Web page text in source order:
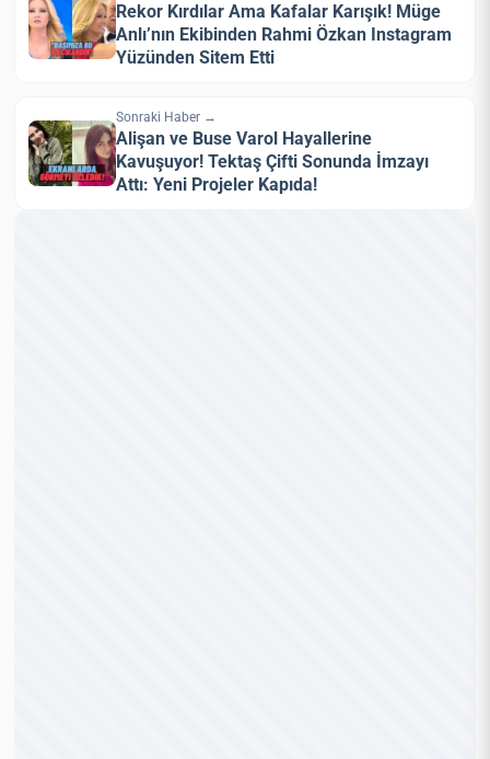
Rekor Kırdılar Ama Kafalar Karışık! Müge
Anlı’nın Ekibinden Rahmi Özkan Instagram
Yüzünden Sitem Etti
Sonraki Haber →
Alişan ve Buse Varol Hayallerine
Kavuşuyor! Tektaş Çifti Sonunda İmzayı
Attı: Yeni Projeler Kapıda!